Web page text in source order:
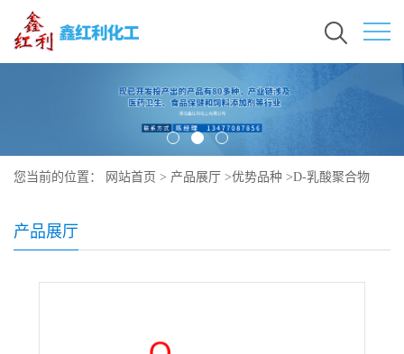
您当前的位置： 网站首页 > 产品展厅 >优势品种 >D-乳酸聚合物
产品展厅